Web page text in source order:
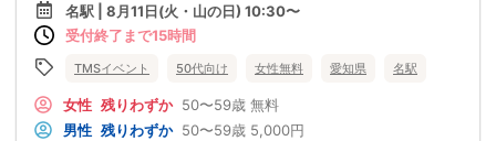
名駅 | 8月11日(火・山の日) 10:30〜
受付終了まで15時間
TMSイベント 50代向け 女性無料 愛知県 名駅
女性 残りわずか 50〜59歳 無料
男性 残りわずか 50〜59歳 5,000円